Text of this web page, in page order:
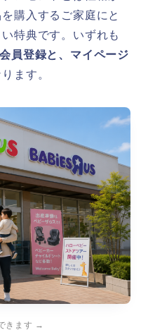
購入するご家庭にと
特典です。いずれも
員登録と、マイページ
ます。
きます →